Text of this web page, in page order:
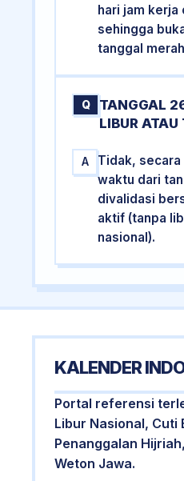
hari jam
sehingga
tanggal
Q
TANGGAL
LIBUR
A
Tidak,
waktu dari
divalidasi
aktif (tanpa
nasional).
KALENDER
Portal referensi
Libur Nasional, Cuti
Penanggalan
Weton Jawa.